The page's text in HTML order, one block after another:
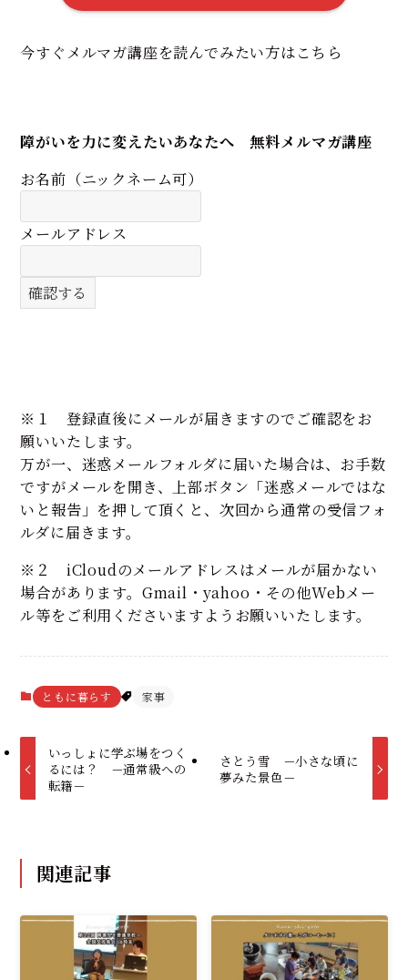
今すぐメルマガ講座を読んでみたい方はこちら
障がいを力に変えたいあなたへ 無料メルマガ講座
お名前（ニックネーム可）
メールアドレス
※１ 登録直後にメールが届きますのでご確認をお
願いいたします。
万が一、迷惑メールフォルダに届いた場合は、お手数
ですがメールを開き、上部ボタン「迷惑メールではな
いと報告」を押して頂くと、次回から通常の受信フォ
ルダに届きます。
※２ iCloudのメールアドレスはメールが届かない
場合があります。Gmail・yahoo・その他Webメー
ル等をご利用くださいますようお願いいたします。
ともに暮らす 家事
いっしょに学ぶ場をつく
るには？ －通常級への
転籍－
さとう雪 －小さな頃に
夢みた景色－
関連記事